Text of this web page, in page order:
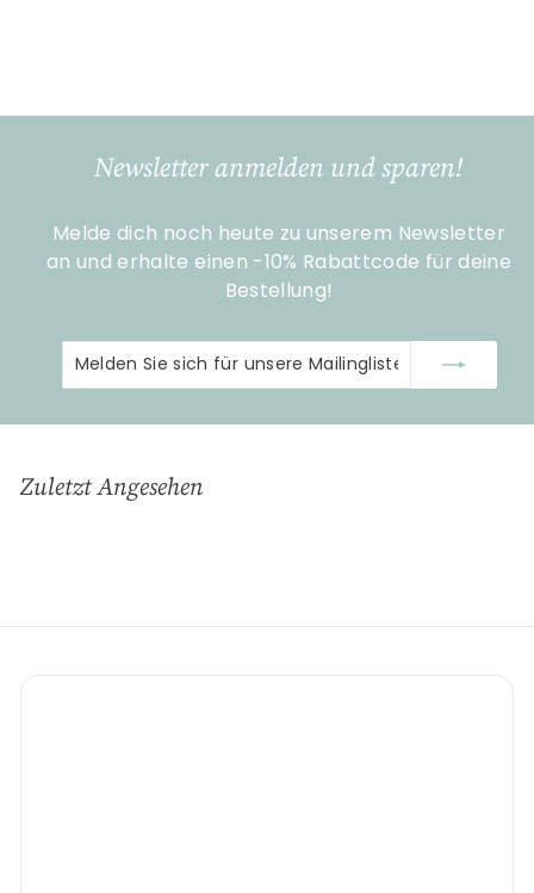
,
Newsletter anmelden und sparen!
Melde dich noch heute zu unserem Newsletter
an und erhalte einen -10% Rabattcode für deine
Bestellung!
Melden
Sie
für
Abonnieren
Zuletzt Angesehen